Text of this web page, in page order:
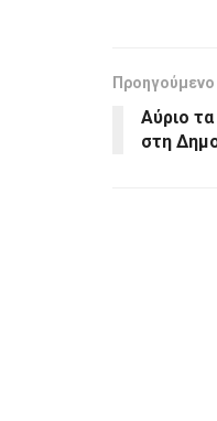
Αύριο τα
στη